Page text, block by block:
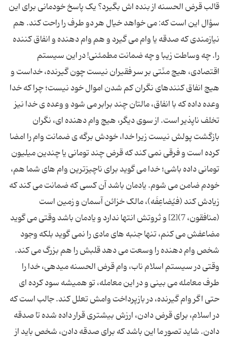
قالب قرض الحسنه از بنده ­اش بگیرد؟ یک پاسخ خودمانی برای این
سؤال این است که: می­ خواهد خیال هر دو طرف را راحت کند. هم
نیازمندی که صدقه یا وام می­ گیرد و هم وام ­دهنده و انفاق کننده
را. چه وساطت زیبا و چه ضمانت مطمئنی! در این سیستم
اقتصادی، هیچ منّتی بر سر فقیران نیست چون گیرنده، خداست و
هیچ انفاق کننده­ای نگران کم شدن اموال خود نیست؛ چرا که خدا
وعده داده که با انفاق، مالتان چند برابر می­ شود و وعده­ ی خدا نیز
تخلف ناپذیر است. از سوی دیگر، هیچ وام دهنده ­ای، نگران
بازگشت پولش نیست زیرا خدا، خودش برگه­ ی ضمانت وام را امضا
کرده است و فرقی نمی­ کند که قرض چند تومانی یا چندین میلیون
تومانی داده باشی؛ خدا می­ گوید برای ناچیزترین وام­ های شما هم،
خودم ضامن می ­شوم. یادمان باشد آن کسی که ضمانت می­ کند که
زیادش کند (فیُضاعِفَه)، مالک خزائن آسمان و زمین است
(منافقون، 7)[2] و ثروتش انتها ندارد و یادمان باشد وقتی می­ گوید
مضاعفش می­ کنم، تنها جنبه ­های مادی را نمی ­گوید بلکه وجود
شخص وام دهنده را وسعت می­ دهد قلبش را هم بزرگ می­ کند.
وقتی در سیستم اسلام ناب، وام قرض الحسنه می­دهی، خدا را
طرف معامله می­ بینی و در این معامله، تو همیشه سود کرده ­ای
حتی اگر وام گیرنده، در بازپرداخت وامش تعلل کند. جالب است که
در اسلام، برای قرض دادن، ارزش بیشتری قرار داده شده تا صدقه
دادن. شاید تصور ما این باشد که برای صدقه دادن، شخص باید از